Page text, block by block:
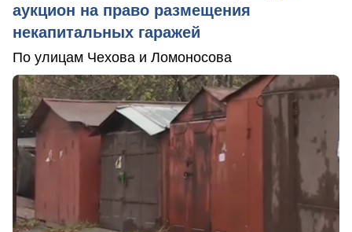
аукцион на право размещения
некапитальных гаражей
По улицам Чехова и Ломоносова